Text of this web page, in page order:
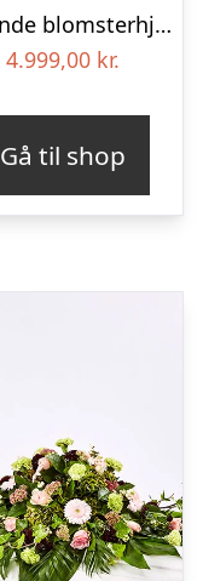
Stående blomsterhjerte – Et eksklusivt farvel
4.999,00 kr.
Gå til shop